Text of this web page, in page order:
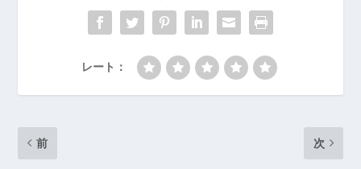
レート：
前 次